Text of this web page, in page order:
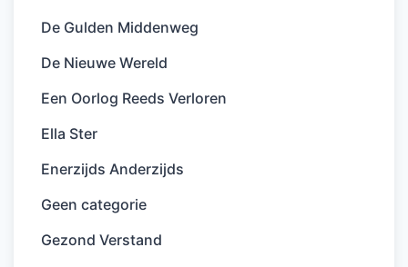
De Gulden Middenweg
De Nieuwe Wereld
Een Oorlog Reeds Verloren
Ella Ster
Enerzijds Anderzijds
Geen categorie
Gezond Verstand